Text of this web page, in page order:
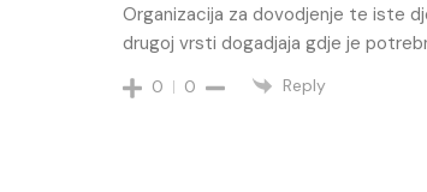
Organizacija za dovodjenje te iste
drugoj vrsti dogadjaja gdje je
0 0 Reply